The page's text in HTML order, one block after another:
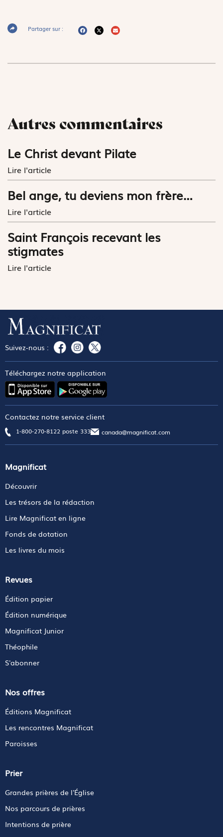
Partager sur :
Autres commentaires
Le Christ devant Pilate
Lire l'article
Bel ange, tu deviens mon frère…
Lire l'article
Saint François recevant les
stigmates
Lire l'article
Suivez-nous :
Téléchargez notre application
Contactez notre service client
1-800-270-8122 poste 333 canada@magnificat.com
Magnificat
Découvrir
Les trésors de la rédaction
Lire Magnificat en ligne
Fonds de dotation
Les livres du mois
Revues
Édition papier
Édition numérique
Magnificat Junior
Théophile
S'abonner
Nos offres
Éditions Magnificat
Les rencontres Magnificat
Paroisses
Prier
Grandes prières de l'Église
Nos parcours de prières
Intentions de prière